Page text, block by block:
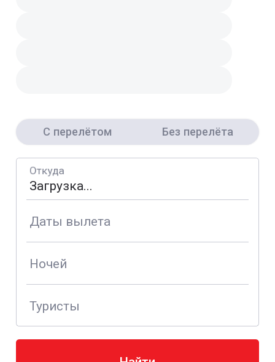
С перелётом Без перелёта
Откуда
Даты вылета
Ночей
Туристы